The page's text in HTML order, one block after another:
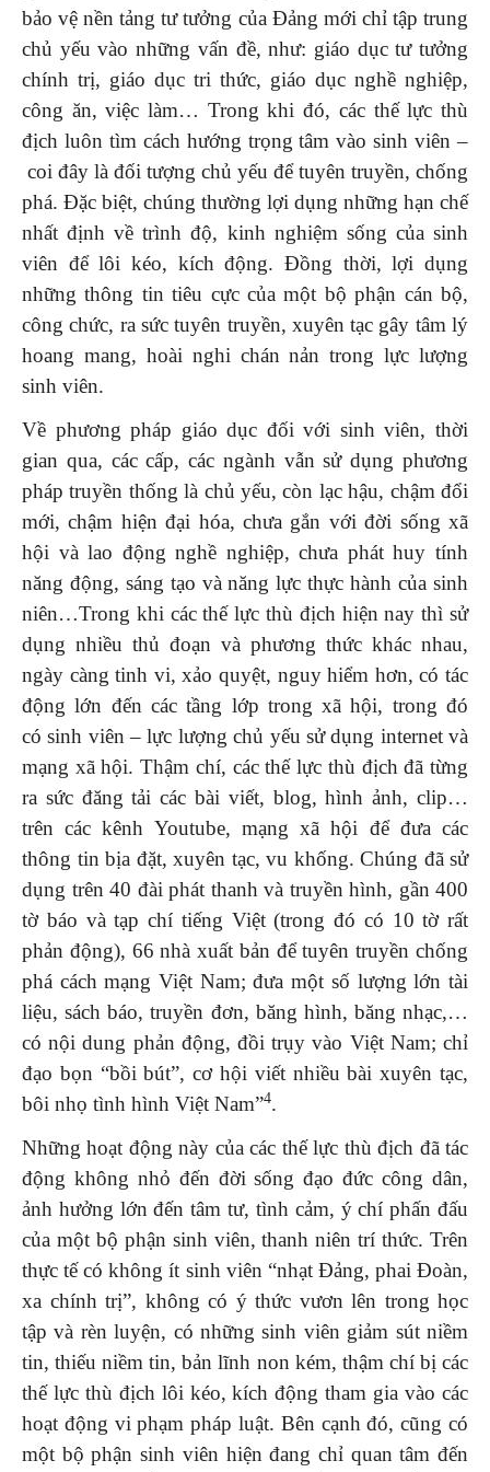
bảo vệ nền tảng tư tưởng của Đảng mới chỉ tập trung
chủ yếu vào những vấn đề, như: giáo dục tư tưởng
chính trị, giáo dục tri thức, giáo dục nghề nghiệp,
công ăn, việc làm… Trong khi đó, các thế lực thù
địch luôn tìm cách hướng trọng tâm vào sinh viên –
coi đây là đối tượng chủ yếu để tuyên truyền, chống
phá. Đặc biệt, chúng thường lợi dụng những hạn chế
nhất định về trình độ, kinh nghiệm sống của sinh
viên để lôi kéo, kích động. Đồng thời, lợi dụng
những thông tin tiêu cực của một bộ phận cán bộ,
công chức, ra sức tuyên truyền, xuyên tạc gây tâm lý
hoang mang, hoài nghi chán nản trong lực lượng
sinh viên.
Về phương pháp giáo dục đối với sinh viên, thời
gian qua, các cấp, các ngành vẫn sử dụng phương
pháp truyền thống là chủ yếu, còn lạc hậu, chậm đổi
mới, chậm hiện đại hóa, chưa gắn với đời sống xã
hội và lao động nghề nghiệp, chưa phát huy tính
năng động, sáng tạo và năng lực thực hành của sinh
niên…Trong khi các thế lực thù địch hiện nay thì sử
dụng nhiều thủ đoạn và phương thức khác nhau,
ngày càng tinh vi, xảo quyệt, nguy hiểm hơn, có tác
động lớn đến các tầng lớp trong xã hội, trong đó
có sinh viên – lực lượng chủ yếu sử dụng internet và
mạng xã hội. Thậm chí, các thế lực thù địch đã từng
ra sức đăng tải các bài viết, blog, hình ảnh, clip…
trên các kênh Youtube, mạng xã hội để đưa các
thông tin bịa đặt, xuyên tạc, vu khống. Chúng đã sử
dụng trên 40 đài phát thanh và truyền hình, gần 400
tờ báo và tạp chí tiếng Việt (trong đó có 10 tờ rất
phản động), 66 nhà xuất bản để tuyên truyền chống
phá cách mạng Việt Nam; đưa một số lượng lớn tài
liệu, sách báo, truyền đơn, băng hình, băng nhạc,…
có nội dung phản động, đồi trụy vào Việt Nam; chỉ
đạo bọn “bồi bút”, cơ hội viết nhiều bài xuyên tạc,
bôi nhọ tình hình Việt Nam”4.
Những hoạt động này của các thế lực thù địch đã tác
động không nhỏ đến đời sống đạo đức công dân,
ảnh hưởng lớn đến tâm tư, tình cảm, ý chí phấn đấu
của một bộ phận sinh viên, thanh niên trí thức. Trên
thực tế có không ít sinh viên “nhạt Đảng, phai Đoàn,
xa chính trị”, không có ý thức vươn lên trong học
tập và rèn luyện, có những sinh viên giảm sút niềm
tin, thiếu niềm tin, bản lĩnh non kém, thậm chí bị các
thế lực thù địch lôi kéo, kích động tham gia vào các
hoạt động vi phạm pháp luật. Bên cạnh đó, cũng có
một bộ phận sinh viên hiện đang chỉ quan tâm đến